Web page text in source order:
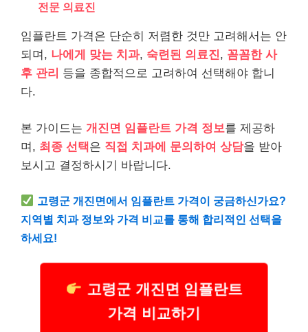
전문 의료진
임플란트 가격은 단순히 저렴한 것만 고려해서는 안
되며, 나에게 맞는 치과, 숙련된 의료진, 꼼꼼한 사
후 관리 등을 종합적으로 고려하여 선택해야 합니
다.
본 가이드는 개진면 임플란트 가격 정보를 제공하
며, 최종 선택은 직접 치과에 문의하여 상담을 받아
보시고 결정하시기 바랍니다.
고령군 개진면에서 임플란트 가격이 궁금하신가요?
지역별 치과 정보와 가격 비교를 통해 합리적인 선택을
하세요!
고령군 개진면 임플란트
가격 비교하기